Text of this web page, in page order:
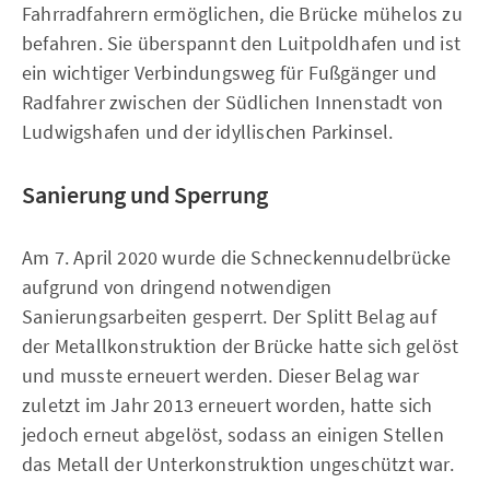
Fahrradfahrern ermöglichen, die Brücke mühelos zu
befahren. Sie überspannt den Luitpoldhafen und ist
ein wichtiger Verbindungsweg für Fußgänger und
Radfahrer zwischen der Südlichen Innenstadt von
Ludwigshafen und der idyllischen Parkinsel.
Sanierung und Sperrung
Am 7. April 2020 wurde die Schneckennudelbrücke
aufgrund von dringend notwendigen
Sanierungsarbeiten gesperrt. Der Splitt Belag auf
der Metallkonstruktion der Brücke hatte sich gelöst
und musste erneuert werden. Dieser Belag war
zuletzt im Jahr 2013 erneuert worden, hatte sich
jedoch erneut abgelöst, sodass an einigen Stellen
das Metall der Unterkonstruktion ungeschützt war.